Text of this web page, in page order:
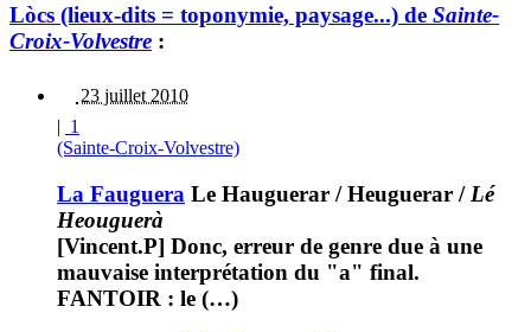
Lòcs (lieux-dits = toponymie, paysage...) de Sainte-
Croix-Volvestre :
23 juillet 2010
| 1
(Sainte-Croix-Volvestre)
La Fauguera Le Hauguerar / Heuguerar / Lé
Heouguerà
[Vincent.P] Donc, erreur de genre due à une
mauvaise interprétation du "a" final.
FANTOIR : le (…)